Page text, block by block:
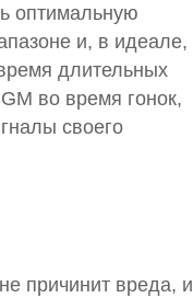
оптимальную
и, в идеале,
длительных
во время гонок,
своего
причинит вреда, и